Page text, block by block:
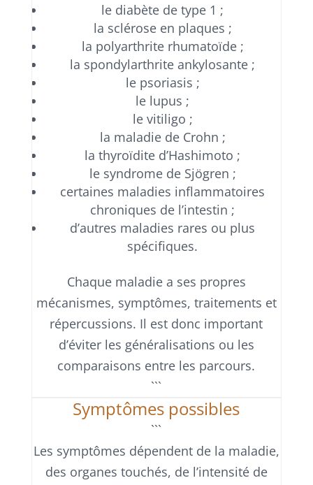
le diabète de type 1 ;
la sclérose en plaques ;
la polyarthrite rhumatoïde ;
la spondylarthrite ankylosante ;
le psoriasis ;
le lupus ;
le vitiligo ;
la maladie de Crohn ;
la thyroïdite d’Hashimoto ;
le syndrome de Sjögren ;
certaines maladies inflammatoires
chroniques de l’intestin ;
d’autres maladies rares ou plus
spécifiques.
Chaque maladie a ses propres
mécanismes, symptômes, traitements et
répercussions. Il est donc important
d’éviter les généralisations ou les
comparaisons entre les parcours.
```
Symptômes possibles
```
Les symptômes dépendent de la maladie,
des organes touchés, de l’intensité de